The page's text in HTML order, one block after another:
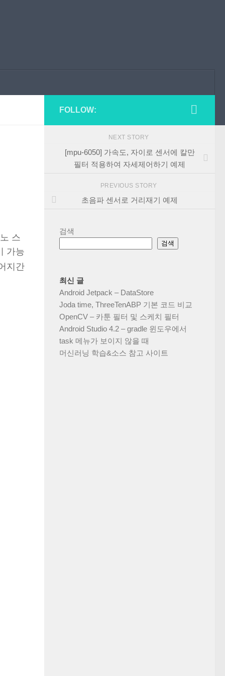
스
가능
지간
FOLLOW:
NEXT STORY
[mpu-6050] 가속도, 자이로 센서에 칼만
필터 적용하여 자세제어하기 예제
PREVIOUS STORY
초음파 센서로 거리재기 예제
검색
검색
최신 글
Android Jetpack – DataStore
Joda time, ThreeTenABP 기본 코드 비교
OpenCV – 카툰 필터 및 스케치 필터
Android Studio 4.2 – gradle 윈도우에서
task 메뉴가 보이지 않을 때
머신러닝 학습&소스 참고 사이트